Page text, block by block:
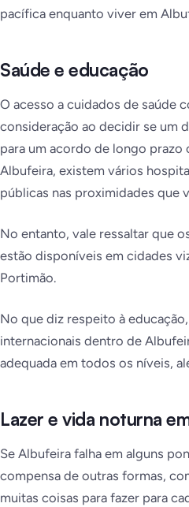
pacífica enquanto viver em
Saúde e educação
O acesso a cuidados de saúde
consideração ao decidir se um
para um acordo de longo prazo
Albufeira, existem vários
públicas nas proximidades que
No entanto, vale ressaltar que
estão disponíveis em cidades
Portimão.
No que diz respeito à
internacionais dentro de
adequada em todos os níveis,
Lazer e vida noturna
Se Albufeira falha em alguns
compensa de outras formas,
muitas coisas para fazer para